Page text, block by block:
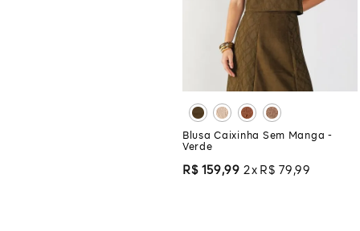
Blusa Caixinha Sem Manga -
Verde
R$ 159,99 2 R$ 79 ,99